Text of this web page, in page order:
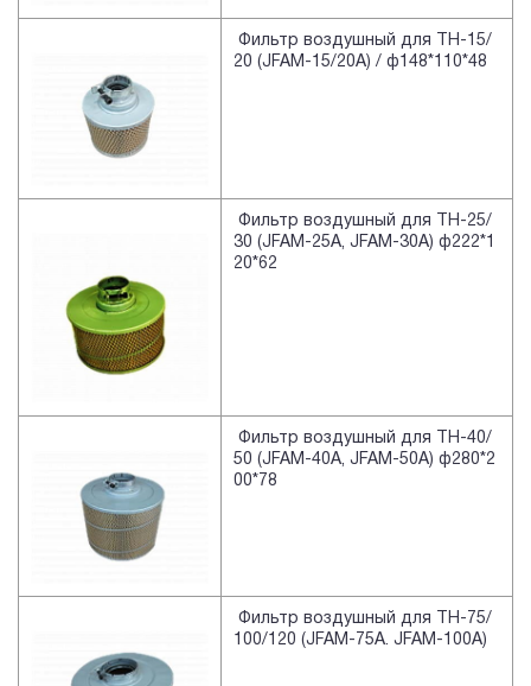
Фильтр воздушный для TH-15/
20 (JFAM-15/20A) / ф148*110*48
Фильтр воздушный для TH-25/
30 (JFAM-25A, JFAM-30A) ф222*1
20*62
Фильтр воздушный для TH-40/
50 (JFAM-40A, JFAM-50A) ф280*2
00*78
Фильтр воздушный для TH-75/
100/120 (JFAM-75A. JFAM-100A)